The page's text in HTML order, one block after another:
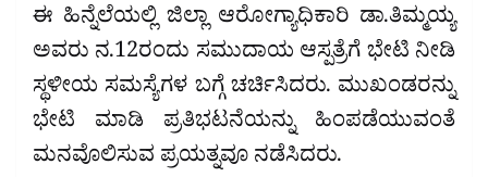
ಈ ಹಿನ್ನೆಲೆಯಲ್ಲಿ ಜಿಲ್ಲಾ ಆರೋಗ್ಯಾಧಿಕಾರಿ ಡಾ.ತಿಮ್ಮಯ್ಯ
ಅವರು ನ.12ರಂದು ಸಮುದಾಯ ಆಸ್ಪತ್ರೆಗೆ ಭೇಟಿ ನೀಡಿ
ಸ್ಥಳೀಯ ಸಮಸ್ಯೆಗಳ ಬಗ್ಗೆ ಚರ್ಚಿಸಿದರು. ಮುಖಂಡರನ್ನು
ಭೇಟಿ ಮಾಡಿ ಪ್ರತಿಭಟನೆಯನ್ನು ಹಿಂಪಡೆಯುವಂತೆ
ಮನವೊಲಿಸುವ ಪ್ರಯತ್ನವೂ ನಡೆಸಿದರು.